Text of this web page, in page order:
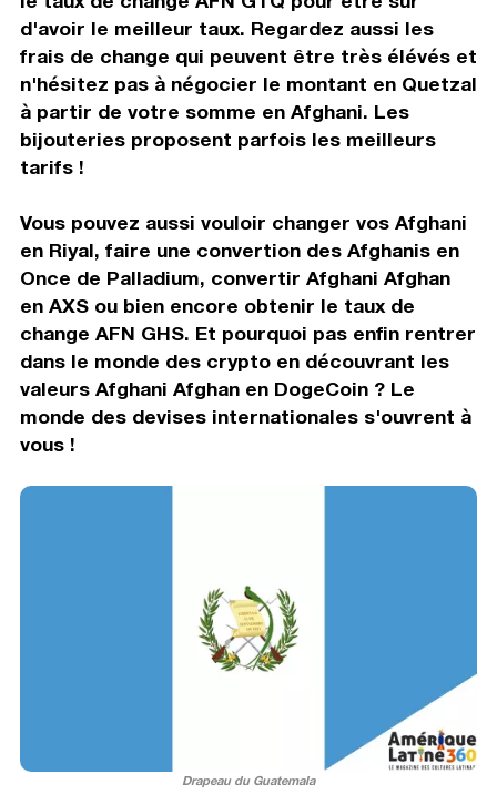
d'avoir le meilleur taux. Regardez aussi les
frais de change qui peuvent être très élévés et
n'hésitez pas à négocier le montant en Quetzal
à partir de votre somme en Afghani. Les
bijouteries proposent parfois les meilleurs
tarifs !
Vous pouvez aussi vouloir changer vos Afghani
en Riyal, faire une convertion des Afghanis en
Once de Palladium, convertir Afghani Afghan
en AXS ou bien encore obtenir le taux de
change AFN GHS. Et pourquoi pas enfin rentrer
dans le monde des crypto en découvrant les
valeurs Afghani Afghan en DogeCoin ? Le
monde des devises internationales s'ouvrent à
vous !
Drapeau du Guatemala